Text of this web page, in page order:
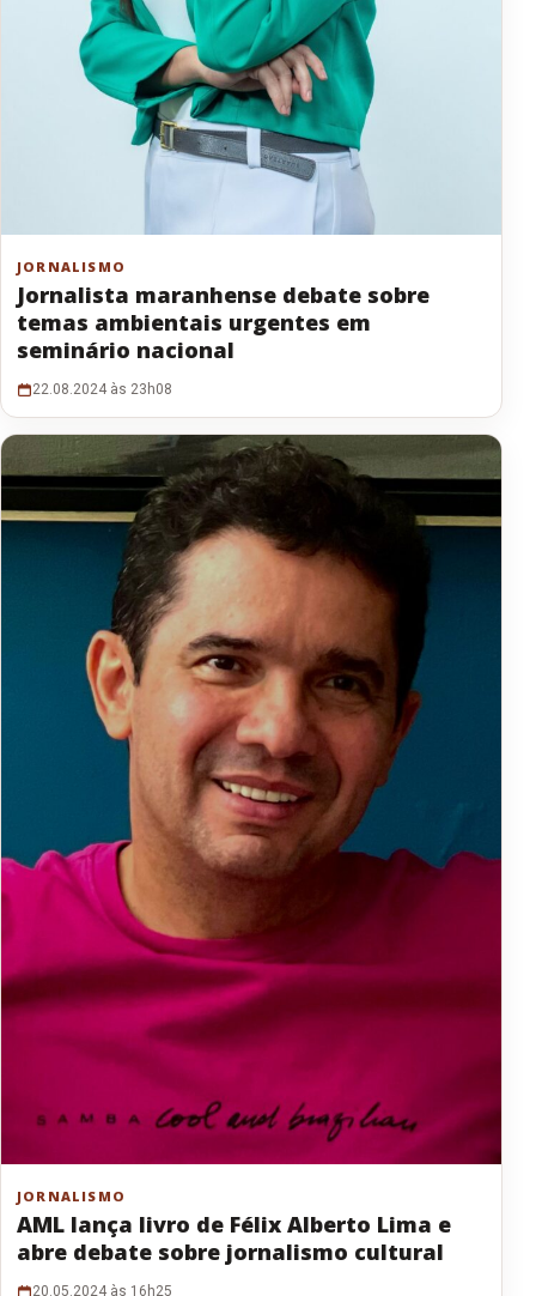
JORNALISMO
Jornalista maranhense debate sobre
temas ambientais urgentes em
seminário nacional
22.08.2024 às 23h08
JORNALISMO
AML lança livro de Félix Alberto Lima e
abre debate sobre jornalismo cultural
20.05.2024 às 16h25